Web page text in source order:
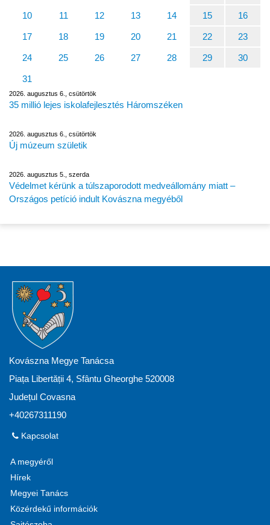
10 11 12 13 14 15 16
17 18 19 20 21 22 23
24 25 26 27 28 29 30
31
2026. augusztus 6., csütörtök
35 millió lejes iskolafejlesztés Háromszéken
2026. augusztus 6., csütörtök
Új múzeum születik
2026. augusztus 5., szerda
Védelmet kérünk a túlszaporodott medveállomány miatt –
Országos petíció indult Kovászna megyéből
Kovászna Megye Tanácsa
Piața Libertății 4, Sfântu Gheorghe 520008
Județul Covasna
+40267311190
Kapcsolat
A megyéről
Hírek
Megyei Tanács
Közérdekű információk